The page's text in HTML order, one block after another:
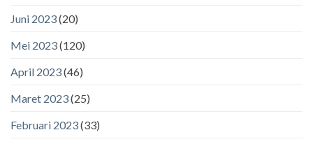
Juni 2023(20)
Mei 2023(120)
April 2023(46)
Maret 2023(25)
Februari 2023(33)